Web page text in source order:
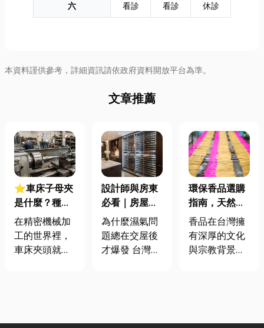
六
看診 看診 休診
本資料謹供參考，詳細資訊請依政府資料開放平台為準。
文章推薦
⭐車床子母夾
是什麼？種
類、規格挑選
與台灣採購推
薦完整指南
在精密機械加
工的世界裡，
車床夾頭就像
的工件。然
設計師與房東
必看｜房屋濕
氣重怎麼辦？
全屋除濕機＋
全熱交換器整
為什麼濕氣問
題總在交屋後
才爆發 台灣氣
同步規劃空氣
環保香品選購
指南，天然香
材打造純淨香
氣，一次了解
天然低煙香品
香品在台灣擁
有深厚的文化
與宗教背景，
隨著佛教、道